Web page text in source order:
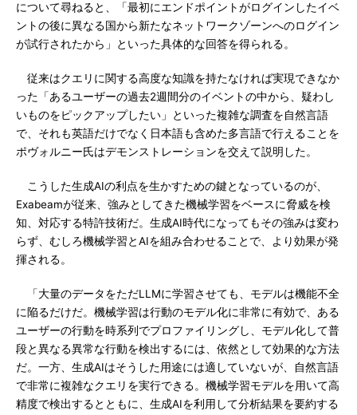
について尋ねると、「最初にエンドポイントがログインしたイベ
ントの後に異なる国から新たなネットワークゾーンへのログイン
が試行されたから」といった具体的な回答を得られる。
従来はクエリに関する高度な知識を持たなければ実現できなか
った「あるユーザーの過去2週間分のイベントの中から、疑わし
いものをピックアップしたい」といった複雑な調査を自然言語
で、それも英語だけでなく日本語も含めた多言語で行えることを
ポヴォルニー氏はデモンストレーションを交えて説明した。
こうした生成AIの利点を生かすための鍵となっているのが、
Exabeamが従来、強みとしてきた機械学習をベースに脅威を検
知、対応する特許技術だ。生成AI時代になってもその強みは変わ
らず、むしろ機械学習とAIを組み合わせることで、より効果が発
揮される。
「大量のデータをただLLMに学習させても、モデルは機能不全
に陥るだけだ。機械学習は行動のモデル化に非常に有効で、ある
ユーザーの行動を時系列でプロファイリングし、モデル化して普
段と異なる異常な行動を検出するには、依然として効果的な方法
だ。一方、生成AIはそうした用途には適していないが、自然言語
で非常に複雑なクエリを実行できる。機械学習モデルを用いて高
精度で検出するとともに、生成AIを利用して分析結果を要約する